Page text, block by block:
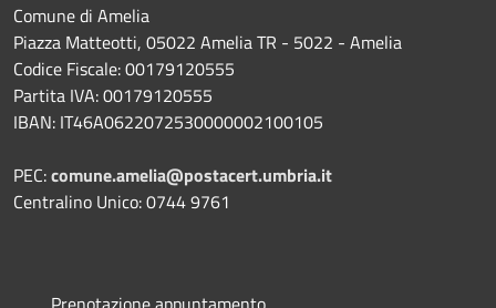
Comune di Amelia
Piazza Matteotti, 05022 Amelia TR - 5022 - Amelia
Codice Fiscale: 00179120555
Partita IVA: 00179120555
IBAN: IT46A0622072530000002100105
PEC:comune.amelia@postacert.umbria.it
Centralino Unico: 0744 9761